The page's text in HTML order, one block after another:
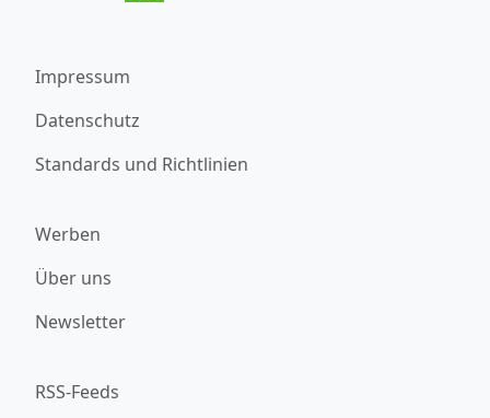
Impressum
Datenschutz
Standards und Richtlinien
Werben
Über uns
Newsletter
RSS-Feeds